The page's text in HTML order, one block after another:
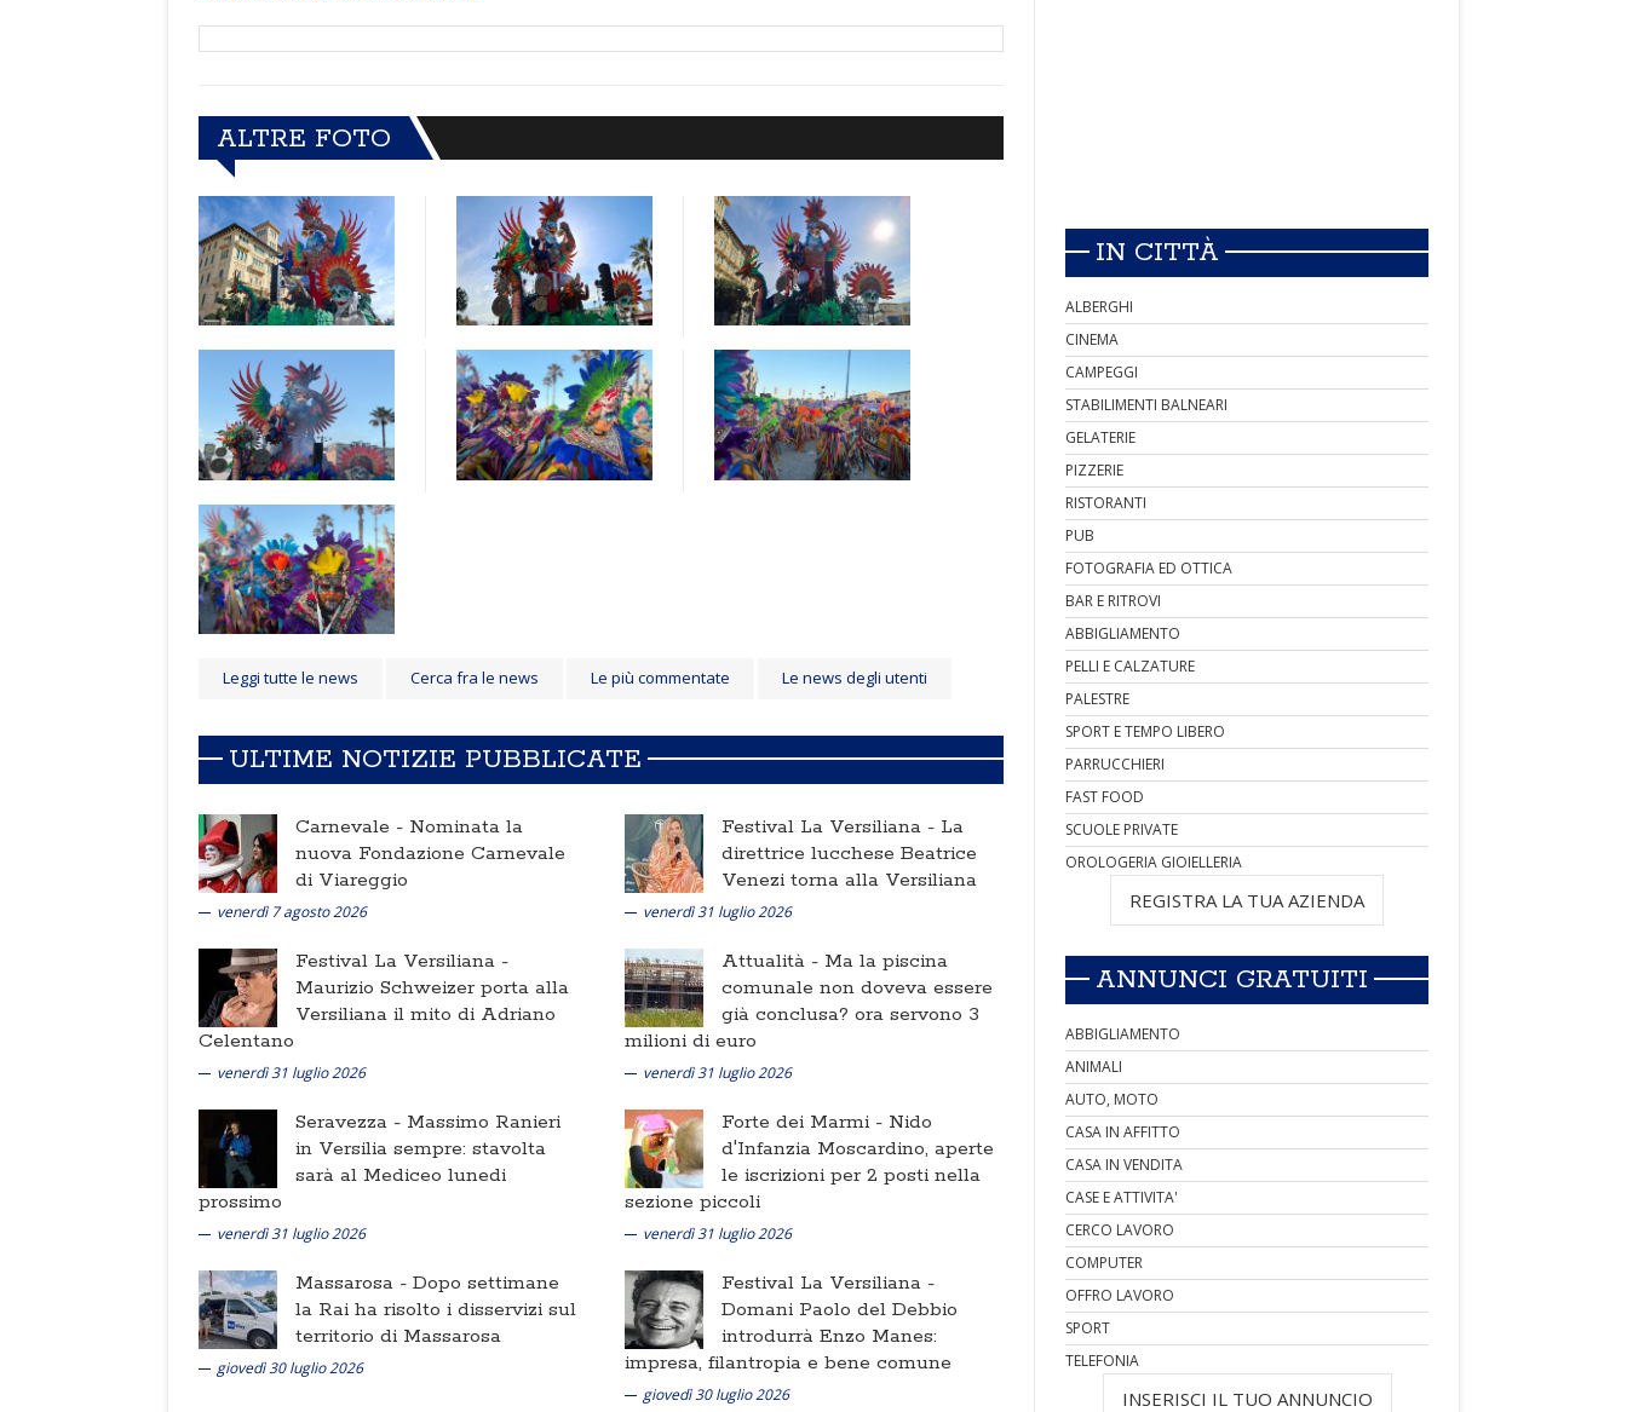
ALTRE FOTO
Leggi tutte le news Cerca fra le news Le più commentate Le news degli utenti
ULTIME NOTIZIE PUBBLICATE
Carnevale - Nominata la
nuova Fondazione Carnevale
di Viareggio
venerdì 7 agosto 2026
Festival La Versiliana - La
direttrice lucchese Beatrice
Venezi torna alla Versiliana
venerdì 31 luglio 2026
Festival La Versiliana -
Maurizio Schweizer porta alla
Versiliana il mito di Adriano
Celentano
venerdì 31 luglio 2026
Attualità - Ma la piscina
comunale non doveva essere
già conclusa? ora servono 3
milioni di euro
venerdì 31 luglio 2026
Seravezza - Massimo Ranieri
in Versilia sempre: stavolta
sarà al Mediceo lunedi
prossimo
venerdì 31 luglio 2026
Forte dei Marmi - Nido
d'Infanzia Moscardino, aperte
le iscrizioni per 2 posti nella
sezione piccoli
venerdì 31 luglio 2026
Massarosa - Dopo settimane
la Rai ha risolto i disservizi sul
territorio di Massarosa
giovedì 30 luglio 2026
Festival La Versiliana -
Domani Paolo del Debbio
introdurrà Enzo Manes:
impresa, filantropia e bene comune
giovedì 30 luglio 2026
IN CITTÀ
ALBERGHI
CINEMA
CAMPEGGI
STABILIMENTI BALNEARI
GELATERIE
PIZZERIE
RISTORANTI
PUB
FOTOGRAFIA ED OTTICA
BAR E RITROVI
ABBIGLIAMENTO
PELLI E CALZATURE
PALESTRE
SPORT E TEMPO LIBERO
PARRUCCHIERI
FAST FOOD
SCUOLE PRIVATE
OROLOGERIA GIOIELLERIA
REGISTRA LA TUA AZIENDA
ANNUNCI GRATUITI
ABBIGLIAMENTO
ANIMALI
AUTO, MOTO
CASA IN AFFITTO
CASA IN VENDITA
CASE E ATTIVITA'
CERCO LAVORO
COMPUTER
OFFRO LAVORO
SPORT
TELEFONIA
INSERISCI IL TUO ANNUNCIO